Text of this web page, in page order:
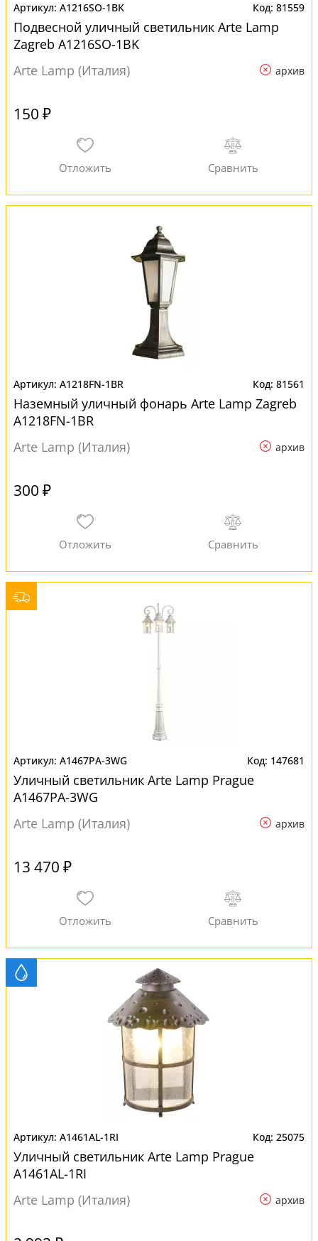
A1216SO-1BK 81559
Подвесной уличный светильник Arte Lamp
Zagreb A1216SO-1BK
Arte Lamp (Италия)
архив
150 ₽
A1218FN-1BR 81561
Наземный уличный фонарь Arte Lamp Zagreb
A1218FN-1BR
Arte Lamp (Италия)
архив
300 ₽
A1467PA-3WG 147681
Уличный светильник Arte Lamp Prague
A1467PA-3WG
Arte Lamp (Италия)
архив
13 470 ₽
A1461AL-1RI 25075
Уличный светильник Arte Lamp Prague
A1461AL-1RI
Arte Lamp (Италия)
архив